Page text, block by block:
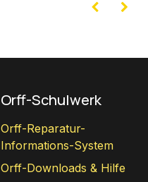
Orff-Schulwerk
Orff-Reparatur-
Informations-System
Orff-Downloads & Hilfe